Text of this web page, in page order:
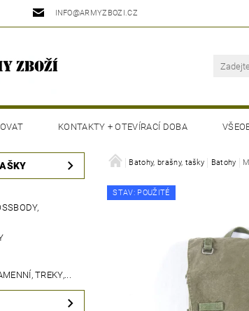
INFO@ARMYZBOZI.CZ
KONTAKTY + OTEVÍRACÍ DOBA
TREKY,...
Batohy, brašny, tašky Batohy
STAV: POUŽITÉ